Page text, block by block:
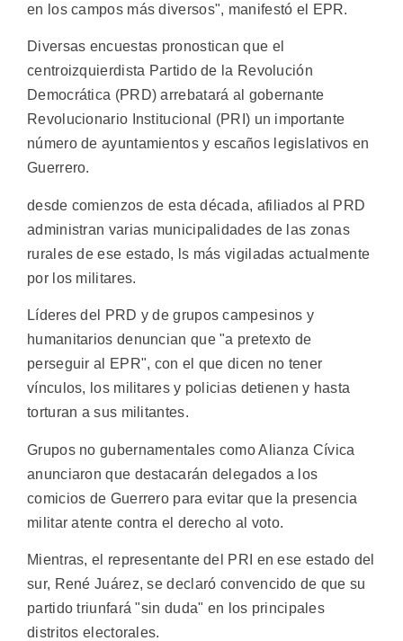
en los campos más diversos", manifestó el EPR.
Diversas encuestas pronostican que el
centroizquierdista Partido de la Revolución
Democrática (PRD) arrebatará al gobernante
Revolucionario Institucional (PRI) un importante
número de ayuntamientos y escaños legislativos en
Guerrero.
desde comienzos de esta década, afiliados al PRD
administran varias municipalidades de las zonas
rurales de ese estado, ls más vigiladas actualmente
por los militares.
Líderes del PRD y de grupos campesinos y
humanitarios denuncian que "a pretexto de
perseguir al EPR", con el que dicen no tener
vínculos, los militares y policias detienen y hasta
torturan a sus militantes.
Grupos no gubernamentales como Alianza Cívica
anunciaron que destacarán delegados a los
comicios de Guerrero para evitar que la presencia
militar atente contra el derecho al voto.
Mientras, el representante del PRI en ese estado del
sur, René Juárez, se declaró convencido de que su
partido triunfará "sin duda" en los principales
distritos electorales.